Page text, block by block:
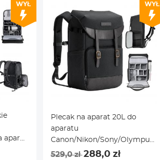
WYŁ
aparat
WYŁ
Plecak na aparat 20L do
aparatu
Canon/Nikon/Sony/Olympus,
obiektywu, dronów, laptopa
529,0 zł288,0 zł